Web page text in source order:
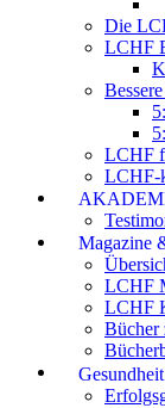
Die
LCHF
LCHF
LCHF-
Magazine
LCHF
LCHF
Bücher
Gesundheit